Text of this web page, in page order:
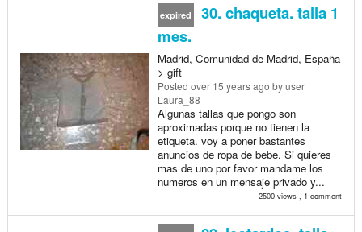
expired
30. chaqueta. talla 1
mes.
Madrid, Comunidad de Madrid, España
> gift
Posted over 15 years ago by user
Laura_88
Algunas tallas que pongo son
aproximadas porque no tienen la
etiqueta. voy a poner bastantes
anuncios de ropa de bebe. Si quieres
mas de uno por favor mandame los
numeros en un mensaje privado y...
2500 views , 1 comment